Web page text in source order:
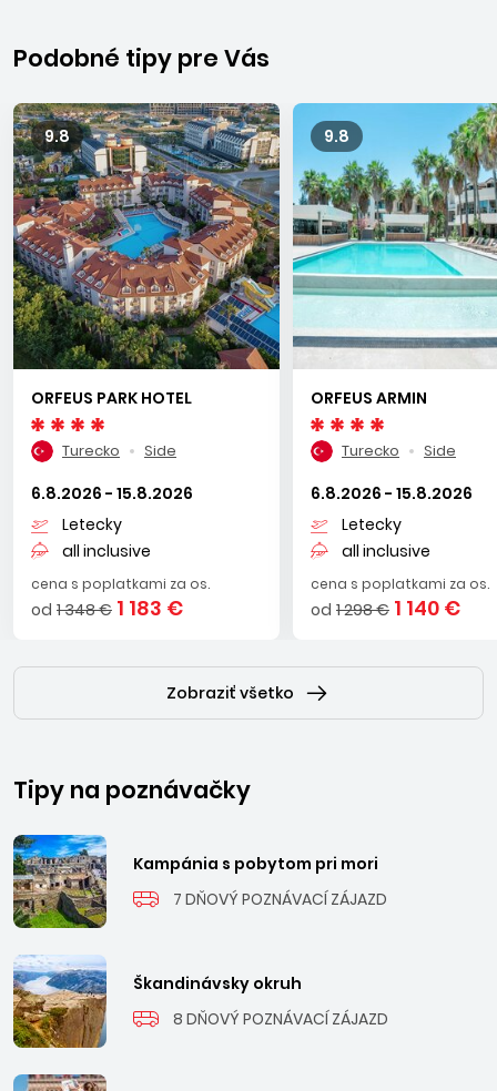
Podobné tipy pre Vás
9.8
ORFEUS PARK HOTEL
Turecko Side
6.8.2026 - 15.8.2026
Letecky
all inclusive
cena s poplatkami za os.
od 1 348 € 1 183 €
9.8
ORFEUS ARMIN
Turecko Side
6.8.2026 - 15.8.2026
Letecky
all inclusive
cena s poplatkami za os.
od 1 298 € 1 140 €
Zobraziť všetko
Tipy na poznávačky
Kampánia s pobytom pri mori
7 DŇOVÝ POZNÁVACÍ ZÁJAZD
Škandinávsky okruh
8 DŇOVÝ POZNÁVACÍ ZÁJAZD